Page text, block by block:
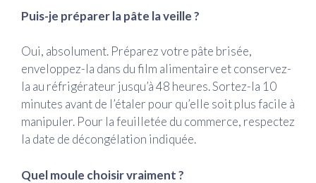
Puis-je préparer la pâte la veille ?
Oui, absolument. Préparez votre pâte brisée,
enveloppez-la dans du film alimentaire et conservez-
la au réfrigérateur jusqu’à 48 heures. Sortez-la 10
minutes avant de l’étaler pour qu’elle soit plus facile à
manipuler. Pour la feuilletée du commerce, respectez
la date de décongélation indiquée.
Quel moule choisir vraiment ?